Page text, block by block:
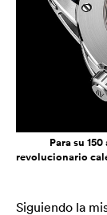
Para su
revolucionario
Siguiendo la